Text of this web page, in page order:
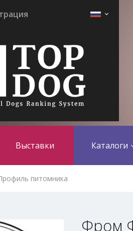
Выставки Каталоги
питомника
Фром